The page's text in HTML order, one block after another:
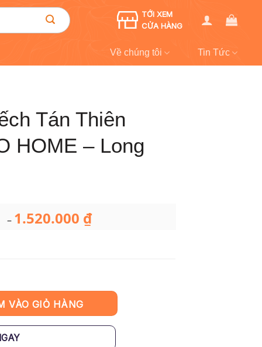
TỚI XEM
CỬA HÀNG
Về chúng tôi Tin Tức
Tán Thiên
HOME – Long
– 1.520.000 ₫
MIYAKO HOME – Long Não số lượng
VÀO GIỎ HÀNG